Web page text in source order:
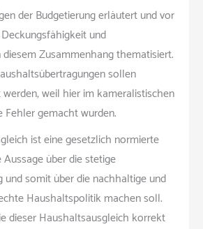
der Budgetierung erläutert und vor
und
Zusammenhang thematisiert.
sollen
weil hier im kameralistischen
Fehler gemacht wurden.
ist eine gesetzlich normierte
über die stetige
somit über die nachhaltige und
Haushaltspolitik machen soll.
dieser Haushaltsausgleich korrekt